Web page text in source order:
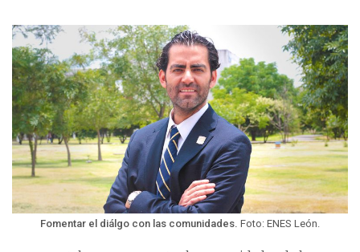
Fomentar el diálgo con las comunidades. Foto: ENES León.